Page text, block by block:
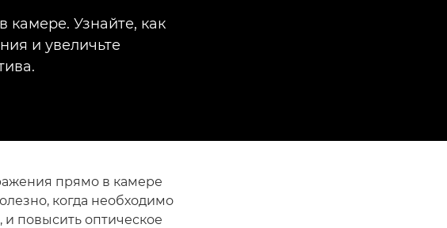
камере. Узнайте, как
и увеличьте
прямо в камере
когда необходимо
повысить оптическое